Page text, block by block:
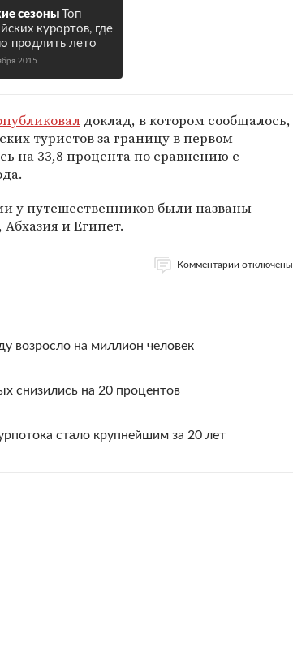
сезоны
Топ
курортов, где
продлить лето
2015
доклад, в котором сообщалось,
туристов за границу в первом
на 33,8 процента по сравнению с
у путешественников были названы
и Египет.
Комментарии отключены
возросло на миллион человек
снизились на 20 процентов
стало крупнейшим за 20 лет